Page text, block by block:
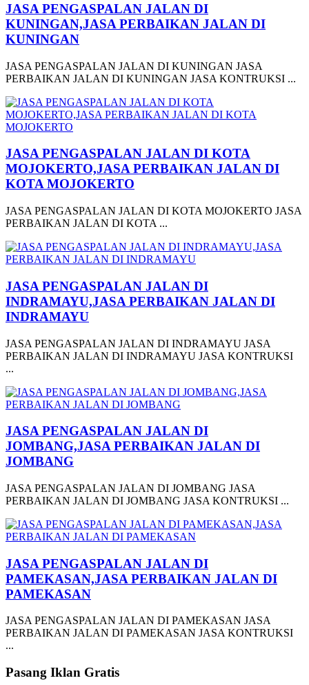
JASA PENGASPALAN JALAN DI
KUNINGAN,JASA PERBAIKAN JALAN DI
KUNINGAN
JASA PENGASPALAN JALAN DI KUNINGAN JASA
PERBAIKAN JALAN DI KUNINGAN JASA KONTRUKSI ...
JASA PENGASPALAN JALAN DI KOTA
MOJOKERTO,JASA PERBAIKAN JALAN DI
KOTA MOJOKERTO
JASA PENGASPALAN JALAN DI KOTA MOJOKERTO JASA
PERBAIKAN JALAN DI KOTA ...
JASA PENGASPALAN JALAN DI
INDRAMAYU,JASA PERBAIKAN JALAN DI
INDRAMAYU
JASA PENGASPALAN JALAN DI INDRAMAYU JASA
PERBAIKAN JALAN DI INDRAMAYU JASA KONTRUKSI
...
JASA PENGASPALAN JALAN DI
JOMBANG,JASA PERBAIKAN JALAN DI
JOMBANG
JASA PENGASPALAN JALAN DI JOMBANG JASA
PERBAIKAN JALAN DI JOMBANG JASA KONTRUKSI ...
JASA PENGASPALAN JALAN DI
PAMEKASAN,JASA PERBAIKAN JALAN DI
PAMEKASAN
JASA PENGASPALAN JALAN DI PAMEKASAN JASA
PERBAIKAN JALAN DI PAMEKASAN JASA KONTRUKSI
...
Pasang Iklan Gratis